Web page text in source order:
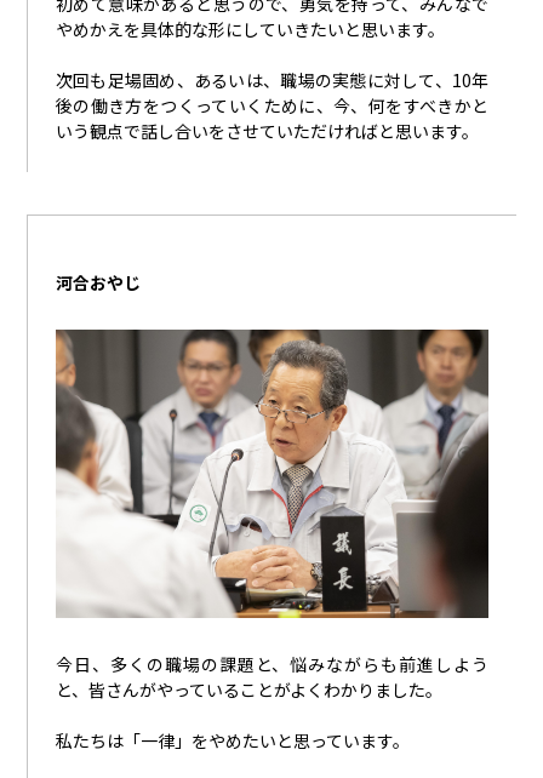
やめかえを具体的な形にしていきたいと思います。
次回も足場固め、あるいは、職場の実態に対して、 10年
後の働き方をつくっていくために、今、何をすべきかと
いう観点で話し合いをさせていただければと思います。
河合おやじ
今日、多くの職場の課題と、悩みながらも前進しよう
と、皆さんがやっていることがよくわかりました。
私たちは「一律」をやめたいと思っています。